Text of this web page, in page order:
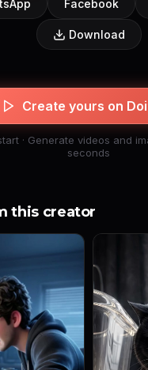
Facebook
Download
Create yours on
· Generate videos and
seconds
this creator